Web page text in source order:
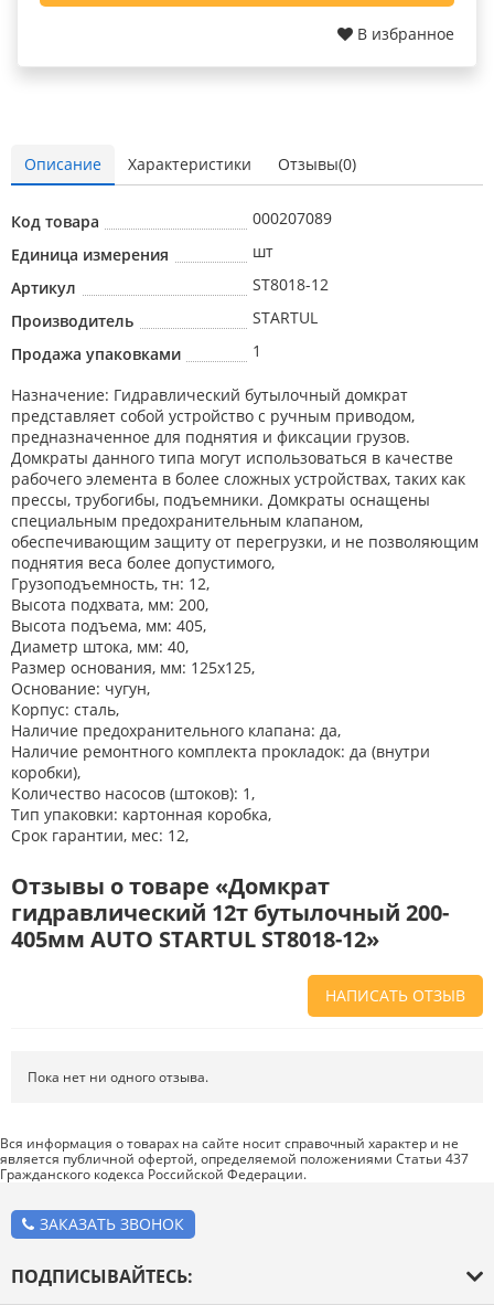
В избранное
Описание Характеристики Отзывы(0)
Код товара
000207089
Единица измерения
шт
Артикул
ST8018-12
Производитель
STARTUL
Продажа упаковками
1
Назначение: Гидравлический бутылочный домкрат
представляет собой устройство с ручным приводом,
предназначенное для поднятия и фиксации грузов.
Домкраты данного типа могут использоваться в качестве
рабочего элемента в более сложных устройствах, таких как
прессы, трубогибы, подъемники. Домкраты оснащены
специальным предохранительным клапаном,
обеспечивающим защиту от перегрузки, и не позволяющим
поднятия веса более допустимого,
Грузоподъемность, тн: 12,
Высота подхвата, мм: 200,
Высота подъема, мм: 405,
Диаметр штока, мм: 40,
Размер основания, мм: 125x125,
Основание: чугун,
Корпус: сталь,
Наличие предохранительного клапана: да,
Наличие ремонтного комплекта прокладок: да (внутри
коробки),
Количество насосов (штоков): 1,
Тип упаковки: картонная коробка,
Срок гарантии, мес: 12,
Отзывы о товаре «Домкрат
гидравлический 12т бутылочный 200-
405мм AUTO STARTUL ST8018-12»
НАПИСАТЬ ОТЗЫВ
не ошиблись в своем выборе.
Доставка. Как был упакован товар? Доставили ли его вам в
оговоренный срок?
Товар . Качественный? Какие его плюсы и минусы?
Пока нет ни одного отзыва.
Вся информация о товарах на сайте носит справочный характер и не
является публичной офертой, определяемой положениями Статьи 437
Гражданского кодекса Российской Федерации.
ЗАКАЗАТЬ ЗВОНОК
ПОДПИСЫВАЙТЕСЬ: